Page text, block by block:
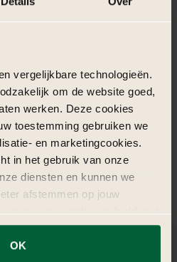
vergelijkbare technologieën.
om de website goed,
werken. Deze cookies
toestemming gebruiken we
en marketingcookies.
in het gebruik van onze
diensten en kunnen we
afstemmen op jouw
gegevens worden gedeeld met
OK